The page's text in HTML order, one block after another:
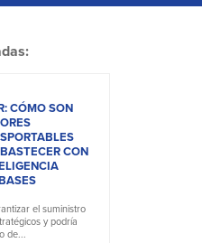
CÓMO SON
CON
el suministro
y podría
de...